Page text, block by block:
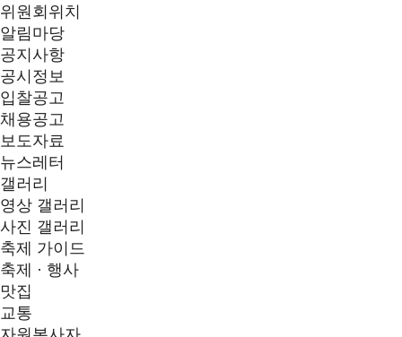
위원회위치
알림마당
공지사항
공시정보
입찰공고
채용공고
보도자료
뉴스레터
갤러리
영상 갤러리
사진 갤러리
축제 가이드
축제 · 행사
맛집
교통